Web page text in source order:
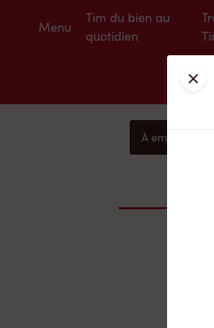
Menu
Tim du bien au
quotidien
À emporter